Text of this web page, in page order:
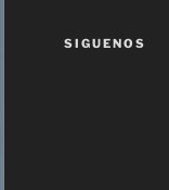
SIGUENOS